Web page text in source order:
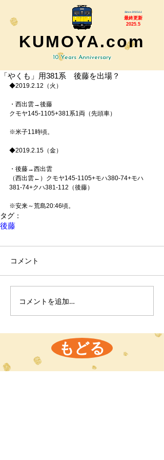
Since 2015.6.1
最終更新
2025.5
KUMOYA.com
10 Years Anniversary
「やくも」用381系 後藤を出場？
◆2019.2.12（火）
・西出雲→後藤
クモヤ145-1105+381系1両（先頭車）
※米子11時頃。
◆2019.2.15（金）
・後藤→西出雲
（西出雲←）クモヤ145-1105+モハ380-74+モハ
381-74+クハ381-112（後藤）
※安来～荒島20:46頃。
タグ：
後藤
コメント
コメントを追加…
もどる